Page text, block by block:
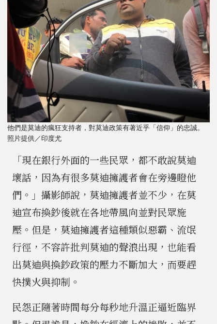
他們是莫迪的瘋狂支持者，對莫迪政策有著近乎「信仰」的忠誠。
照片提供／印度尤
「現在銀行外面的一些民眾，都不敢說莫迪
壞話，因為有很多莫迪擁護者會在旁邊瞪他
們。」攝影師說，莫迪擁護者並不少，在莫
迪宣布換鈔後就在各地帶風向並對民眾施
壓。但是，莫迪擁護者這種類似惡霸、流氓
行徑，不容許批判莫迪的聲浪出現，也能看
出莫迪與換鈔政策的壓力不斷加大，而要趕
快撲火與抑制。
民怨正隨著時間每分每秒地升溫正逼近臨界